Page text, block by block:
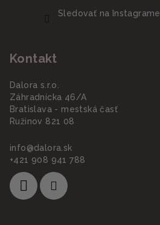
Sledovať na Instagrame
Kontakt
Dalora s.r.o.
Záhradnícka 46/A
Bratislava - mestská časť
Ružinov 821 08
info@dalora.sk
+421 908 941 788